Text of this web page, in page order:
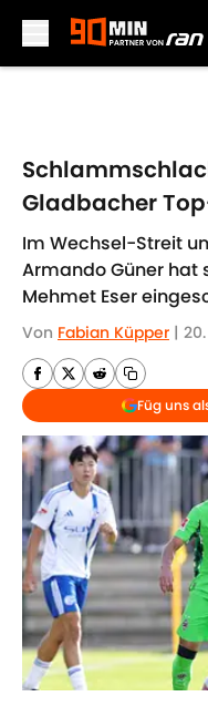
Gladbacher
Im Wechsel-Streit
Armando Güner hat
Mehmet Eser
Von Fabian Küpper |
Füg uns